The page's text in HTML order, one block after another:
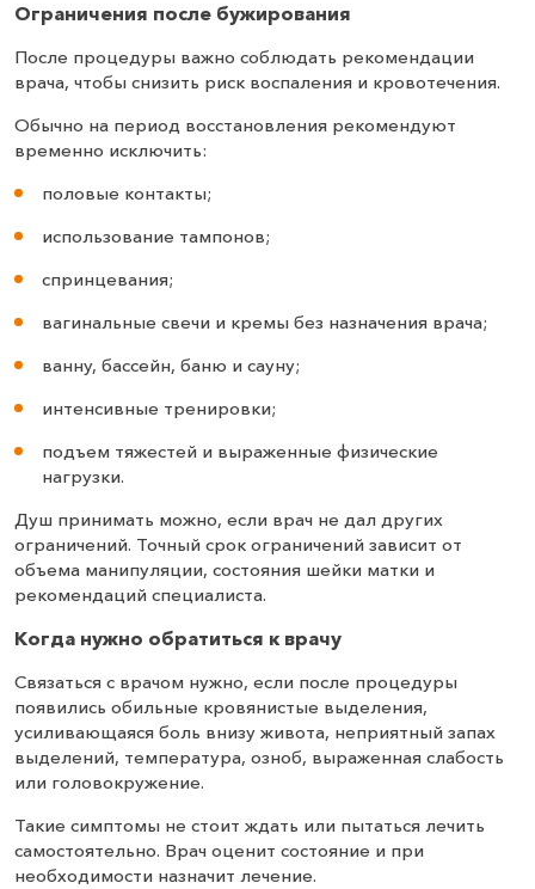
Ограничения после бужирования
После процедуры важно соблюдать рекомендации
врача, чтобы снизить риск воспаления и кровотечения.
Обычно на период восстановления рекомендуют
временно исключить:
половые контакты;
использование тампонов;
спринцевания;
вагинальные свечи и кремы без назначения врача;
ванну, бассейн, баню и сауну;
интенсивные тренировки;
подъем тяжестей и выраженные физические
нагрузки.
Душ принимать можно, если врач не дал других
ограничений. Точный срок ограничений зависит от
объема манипуляции, состояния шейки матки и
рекомендаций специалиста.
Когда нужно обратиться к врачу
Связаться с врачом нужно, если после процедуры
появились обильные кровянистые выделения,
усиливающаяся боль внизу живота, неприятный запах
выделений, температура, озноб, выраженная слабость
или головокружение.
Такие симптомы не стоит ждать или пытаться лечить
самостоятельно. Врач оценит состояние и при
необходимости назначит лечение.